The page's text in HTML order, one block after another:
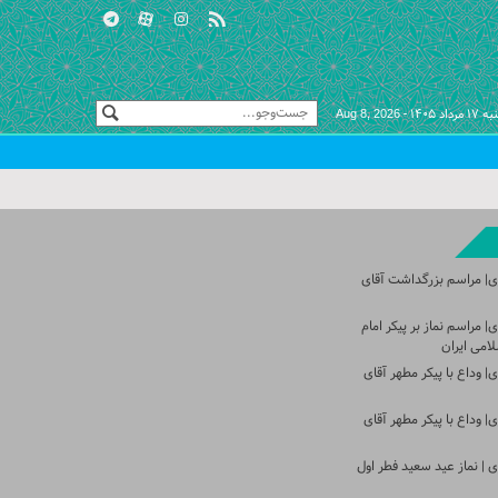
۱۴۰۵ - Aug 8, 2026
مراسم بزرگداشت آقای
مراسم نماز بر پیکر امام
ایران
وداع با پیکر مطهر آقای
وداع با پیکر مطهر آقای
| نماز عید سعید فطر اول